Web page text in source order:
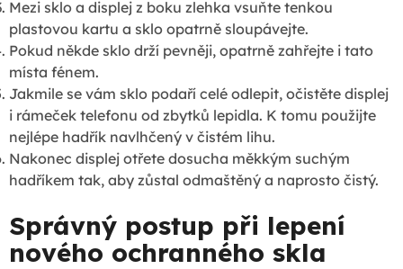
Mezi sklo a displej z boku zlehka vsuňte tenkou
plastovou kartu a sklo opatrně sloupávejte.
Pokud někde sklo drží pevněji, opatrně zahřejte i tato
místa fénem.
Jakmile se vám sklo podaří celé odlepit, očistěte displej
i rámeček telefonu od zbytků lepidla. K tomu použijte
nejlépe hadřík navlhčený v čistém lihu.
Nakonec displej otřete dosucha měkkým suchým
hadříkem tak, aby zůstal odmaštěný a naprosto čistý.
Správný postup při lepení
nového ochranného skla